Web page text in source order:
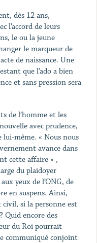
dès 12 ans,
l’accord de leurs
le ou la jeune
le marqueur de
de naissance. Une
que l’ado a bien
et sans pression sera
de l’homme et les
avec prudence,
lui-même. « Nous nous
avance dans
cette affaire » ,
du plaidoyer
yeux de l’ONG, de
en suspens. Ainsi,
civil, si la personne est
Quid encore des
du Roi pourrait
communiqué conjoint